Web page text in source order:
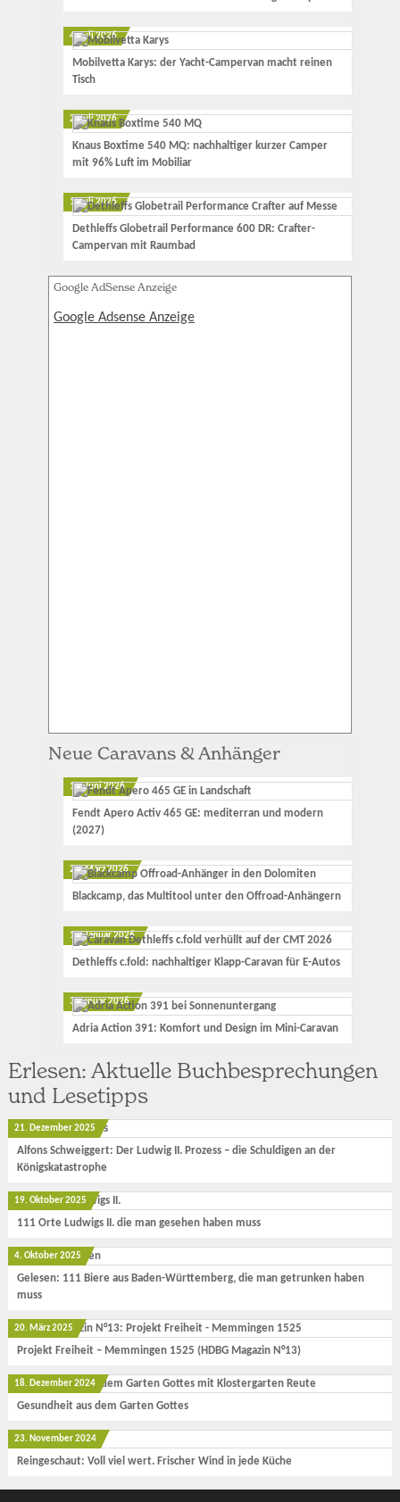
4. Juli 2026
Mobilvetta Karys: der Yacht-Campervan macht reinen
Tisch
2. Juli 2026
Knaus Boxtime 540 MQ: nachhaltiger kurzer Camper
mit 96% Luft im Mobiliar
1. Juli 2026
Dethleffs Globetrail Performance 600 DR: Crafter-
Campervan mit Raumbad
Google AdSense Anzeige
Google Adsense Anzeige
Neue Caravans & Anhänger
12. Juni 2026
Fendt Apero Activ 465 GE: mediterran und modern
(2027)
23. März 2026
Blackcamp, das Multitool unter den Offroad-Anhängern
17. Januar 2026
Dethleffs c.fold: nachhaltiger Klapp-Caravan für E-Autos
3. Januar 2026
Adria Action 391: Komfort und Design im Mini-Caravan
Erlesen: Aktuelle Buchbesprechungen
und Lesetipps
21. Dezember 2025
Alfons Schweiggert: Der Ludwig II. Prozess – die Schuldigen an der
Königskatastrophe
19. Oktober 2025
111 Orte Ludwigs II. die man gesehen haben muss
4. Oktober 2025
Gelesen: 111 Biere aus Baden-Württemberg, die man getrunken haben
muss
20. März 2025
Projekt Freiheit – Memmingen 1525 (HDBG Magazin N°13)
18. Dezember 2024
Gesundheit aus dem Garten Gottes
23. November 2024
Reingeschaut: Voll viel wert. Frischer Wind in jede Küche